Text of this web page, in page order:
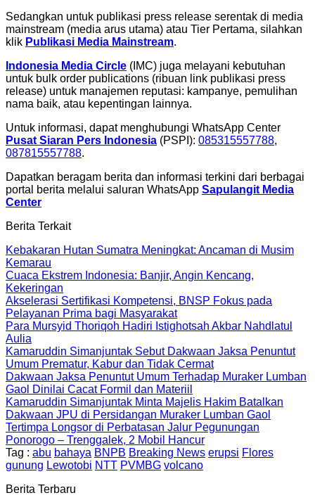
Sedangkan untuk publikasi press release serentak di media
mainstream (media arus utama) atau Tier Pertama, silahkan
klik Publikasi Media Mainstream.
Indonesia Media Circle (IMC) juga melayani kebutuhan
untuk bulk order publications (ribuan link publikasi press
release) untuk manajemen reputasi: kampanye, pemulihan
nama baik, atau kepentingan lainnya.
Untuk informasi, dapat menghubungi WhatsApp Center
Pusat Siaran Pers Indonesia (PSPI): 085315557788,
087815557788.
Dapatkan beragam berita dan informasi terkini dari berbagai
portal berita melalui saluran WhatsApp Sapulangit Media
Center
Berita Terkait
Kebakaran Hutan Sumatra Meningkat: Ancaman di Musim
Kemarau
Cuaca Ekstrem Indonesia: Banjir, Angin Kencang,
Kekeringan
Akselerasi Sertifikasi Kompetensi, BNSP Fokus pada
Pelayanan Prima bagi Masyarakat
Para Mursyid Thoriqoh Hadiri Istighotsah Akbar Nahdlatul
Aulia
Kamaruddin Simanjuntak Sebut Dakwaan Jaksa Penuntut
Umum Prematur, Kabur dan Tidak Cermat
Dakwaan Jaksa Penuntut Umum Terhadap Muraker Lumban
Gaol Dinilai Cacat Formil dan Materiil
Kamaruddin Simanjuntak Minta Majelis Hakim Batalkan
Dakwaan JPU di Persidangan Muraker Lumban Gaol
Tertimpa Longsor di Perbatasan Jalur Pegunungan
Ponorogo – Trenggalek, 2 Mobil Hancur
Tag : abu bahaya BNPB Breaking News erupsi Flores
gunung Lewotobi NTT PVMBG volcano
Berita Terbaru